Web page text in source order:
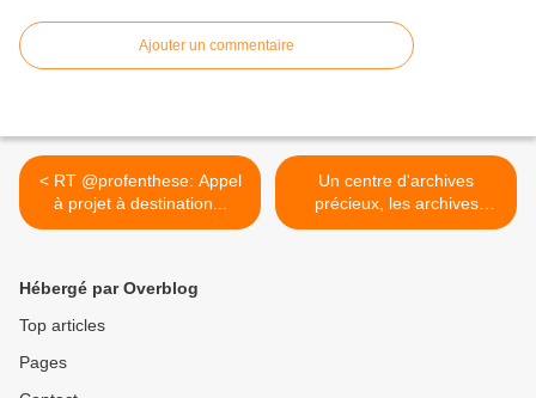
Ajouter un commentaire
< RT @profenthese: Appel
à projet à destination...
Un centre d'archives
précieux, les archives
nationales >
Hébergé par Overblog
Top articles
Pages